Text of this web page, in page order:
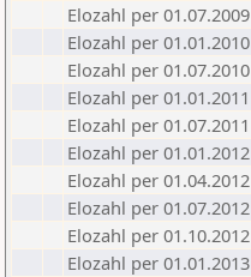
Elozahl per 01.07.2009
Elozahl per 01.01.2010
Elozahl per 01.07.2010
Elozahl per 01.01.2011
Elozahl per 01.07.2011
Elozahl per 01.01.2012
Elozahl per 01.04.2012
Elozahl per 01.07.2012
Elozahl per 01.10.2012
Elozahl per 01.01.2013